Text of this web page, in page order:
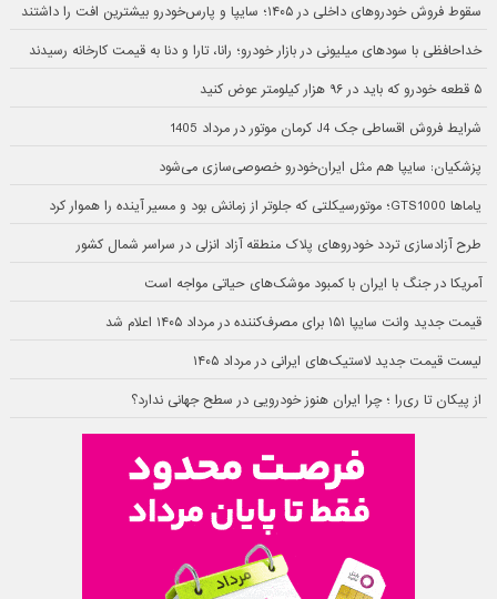
سقوط فروش خودروهای داخلی در ۱۴۰۵؛ سایپا و پارس‌خودرو بیشترین افت را داشتند
خداحافظی با سودهای میلیونی در بازار خودرو؛ رانا، تارا و دنا به قیمت کارخانه رسیدند
۵ قطعه خودرو که باید در ۹۶ هزار کیلومتر عوض کنید
شرایط فروش اقساطی جک J4 کرمان موتور در مرداد 1405
پزشکیان: سایپا هم مثل ایران‌خودرو خصوصی‌سازی می‌شود
یاماها GTS1000؛ موتورسیکلتی که جلوتر از زمانش بود و مسیر آینده را هموار کرد
طرح آزادسازی تردد خودروهای پلاک منطقه آزاد انزلی در سراسر شمال کشور
آمریکا در جنگ با ایران با کمبود موشک‌های حیاتی مواجه است
قیمت جدید وانت سایپا ۱۵۱ برای مصرف‌کننده در مرداد ۱۴۰۵ اعلام شد
لیست قیمت جدید لاستیک‌های ایرانی در مرداد ۱۴۰۵
از پیکان تا ری‌را ؛ چرا ایران هنوز خودرویی در سطح جهانی ندارد؟